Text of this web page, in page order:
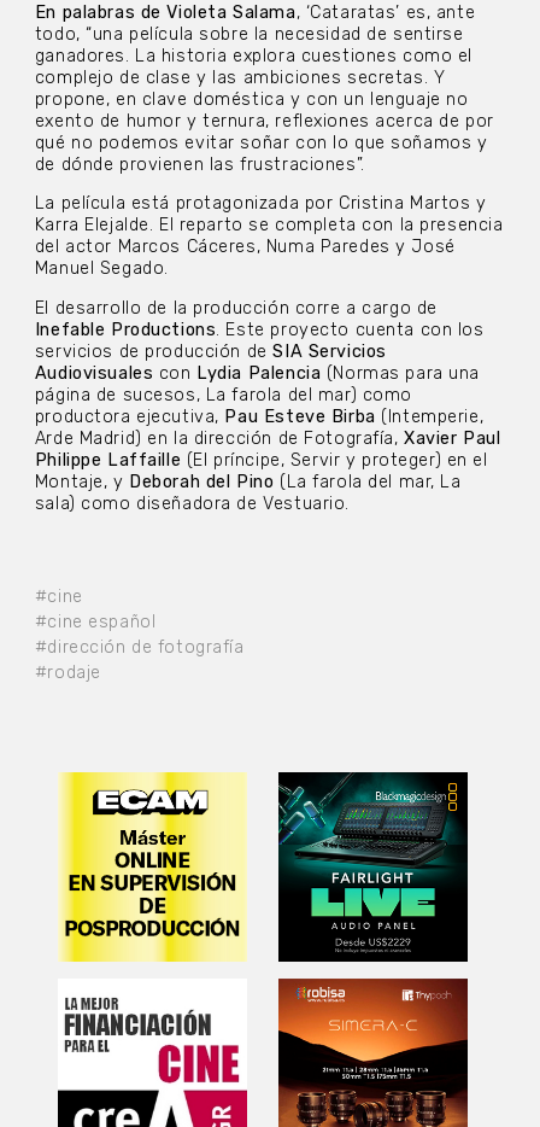
#cine
#cine español
#dirección de fotografía
#rodaje
En palabras de Violeta Salama, ‘Cataratas’ es, ante
todo, “una película sobre la necesidad de sentirse
ganadores. La historia explora cuestiones como el
complejo de clase y las ambiciones secretas. Y
propone, en clave doméstica y con un lenguaje no
exento de humor y ternura, reflexiones acerca de por
qué no podemos evitar soñar con lo que soñamos y
de dónde provienen las frustraciones”.
La película está protagonizada por Cristina Martos y
Karra Elejalde. El reparto se completa con la presencia
del actor Marcos Cáceres, Numa Paredes y José
Manuel Segado.
El desarrollo de la producción corre a cargo de
Inefable Productions. Este proyecto cuenta con los
servicios de producción deSIA Servicios
Audiovisuales con Lydia Palencia (Normas para una
página de sucesos, La farola del mar) como
productora ejecutiva, Pau Esteve Birba (Intemperie,
Arde Madrid) en la dirección de Fotografía,Xavier Paul
Philippe Laffaille (El príncipe, Servir y proteger) en el
Montaje, y Deborah del Pino (La farola del mar, La
sala) como diseñadora de Vestuario.